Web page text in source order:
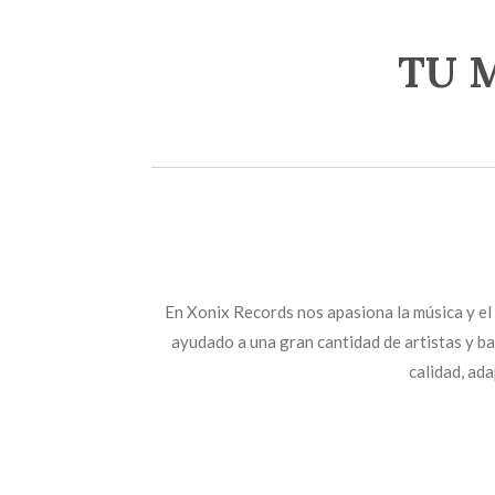
TU
En Xonix Records nos apasiona la música y
ayudado a una gran cantidad de artistas y
calidad,